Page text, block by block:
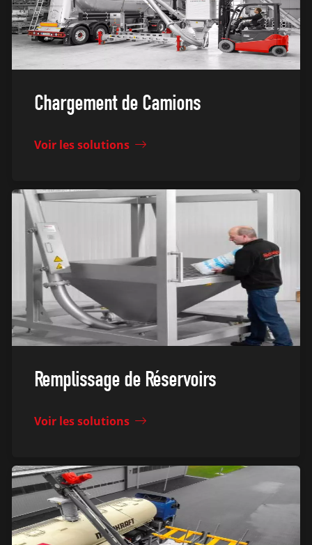
Chargement de Camions
Voir les solutions
Remplissage de Réservoirs
Voir les solutions